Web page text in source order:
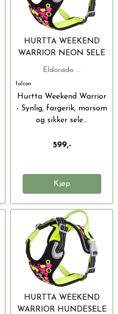
HURTTA WEEKEND
WARRIOR NEON SELE
Eldorado ...
falcon
Hurtta Weekend Warrior
- Synlig, fargerik, morsom
og sikker sele...
599,-
Kjøp
HURTTA WEEKEND
WARRIOR HUNDESELE